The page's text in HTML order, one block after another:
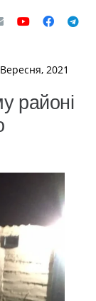
2021
районі